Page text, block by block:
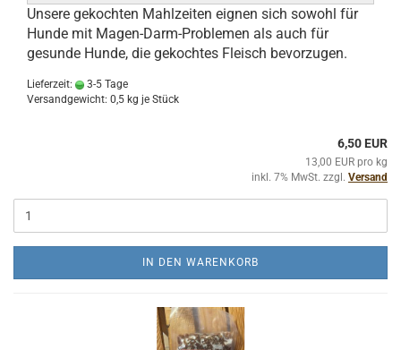
Unsere gekochten Mahlzeiten eignen sich sowohl für
Hunde mit Magen-Darm-Problemen als auch für
gesunde Hunde, die gekochtes Fleisch bevorzugen.
Lieferzeit:
3-5 Tage
Versandgewicht: 0,5 kg je Stück
6,50 EUR
13,00 EUR pro kg
inkl. 7% MwSt. zzgl. Versand
IN DEN WARENKORB